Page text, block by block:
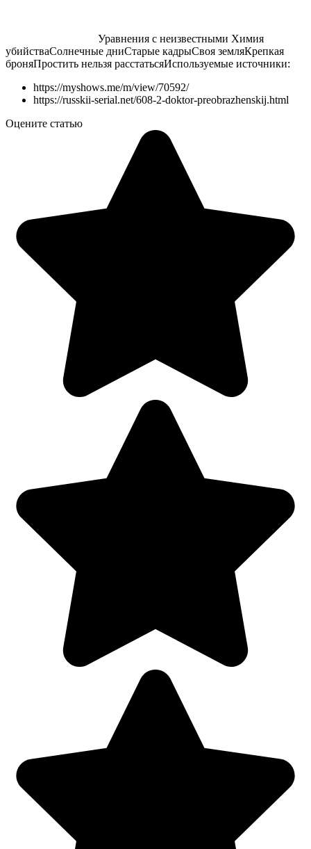
Уравнения с неизвестными Химия
убийстваСолнечные дниСтарые кадрыСвоя земляКрепкая
броняПростить нельзя расстатьсяИспользуемые источники:
https://myshows.me/m/view/70592/
https://russkii-serial.net/608-2-doktor-preobrazhenskij.html
Оцените статью